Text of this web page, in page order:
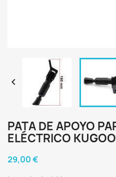

PATA DE APOYO
ELÉCTRICO
29,00 €